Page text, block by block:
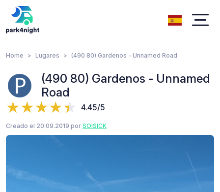
Home Lugares (490 80) Gardenos - Unnamed Road
(490 80) Gardenos - Unnamed
Road
4.45/5
Creado el 20.09.2019 por SOISICK